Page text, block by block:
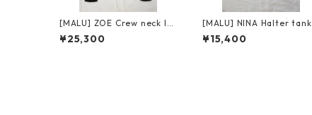
[MALU] ZOE Crew neck lo
ng sleeve
¥25,300
[MALU] NINA Halter tank
¥15,400